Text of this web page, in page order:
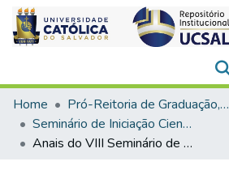
Communities & Collections
All of DSpace
Statistics
Home
Pró-Reitoria de Graduação, Extensão e Ação Comunitária
Seminário de Iniciação Científica
Anais do VIII Seminário de Iniciação Científica